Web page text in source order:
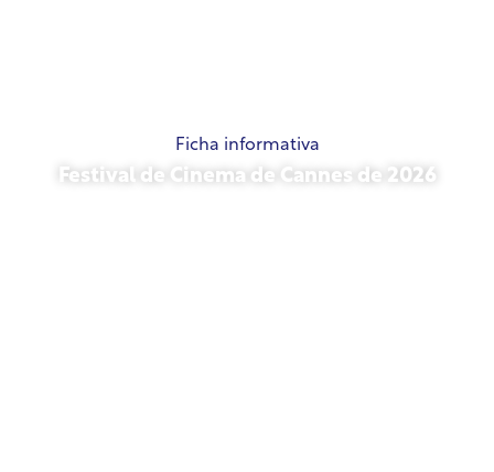
Ficha informativa
Festival de Cinema de Cannes de 2026